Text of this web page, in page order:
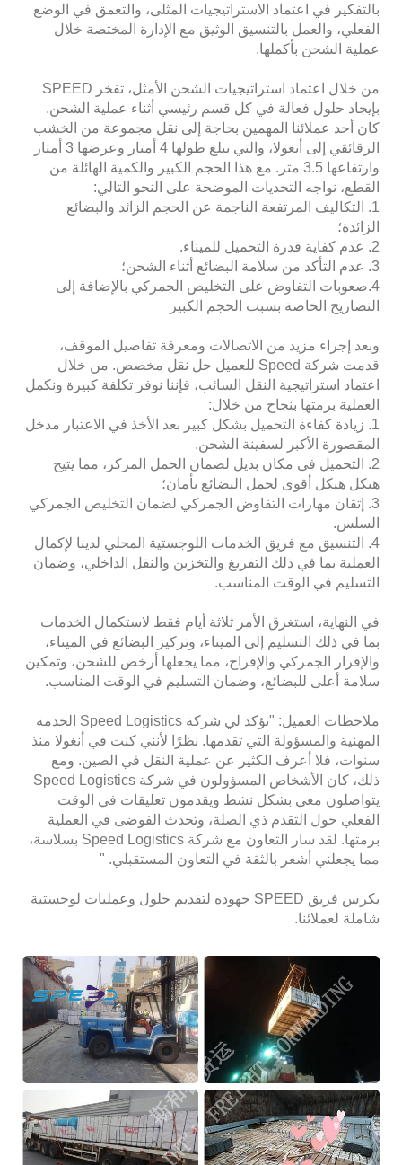
بالتفكير في اعتماد الاستراتيجيات المثلى، والتعمق في الوضع
الفعلي، والعمل بالتنسيق الوثيق مع الإدارة المختصة خلال
عملية الشحن بأكملها.
من خلال اعتماد استراتيجيات الشحن الأمثل، تفخر SPEED
بإيجاد حلول فعالة في كل قسم رئيسي أثناء عملية الشحن.
كان أحد عملائنا المهمين بحاجة إلى نقل مجموعة من الخشب
الرقائقي إلى أنغولا، والتي يبلغ طولها 4 أمتار وعرضها 3 أمتار
وارتفاعها 3.5 متر. مع هذا الحجم الكبير والكمية الهائلة من
القطع، نواجه التحديات الموضحة على النحو التالي:
1. التكاليف المرتفعة الناجمة عن الحجم الزائد والبضائع
الزائدة؛
2. عدم كفاية قدرة التحميل للميناء.
3. عدم التأكد من سلامة البضائع أثناء الشحن؛
4.صعوبات التفاوض على التخليص الجمركي بالإضافة إلى
التصاريح الخاصة بسبب الحجم الكبير
وبعد إجراء مزيد من الاتصالات ومعرفة تفاصيل الموقف،
قدمت شركة Speed ​​للعميل حل نقل مخصص. من خلال
اعتماد استراتيجية النقل السائب، فإننا نوفر تكلفة كبيرة ونكمل
العملية برمتها بنجاح من خلال:
1. زيادة كفاءة التحميل بشكل كبير بعد الأخذ في الاعتبار مدخل
المقصورة الأكبر لسفينة الشحن.
2. التحميل في مكان بديل لضمان الحمل المركز، مما يتيح
هيكل هيكل أقوى لحمل البضائع بأمان؛
3. إتقان مهارات التفاوض الجمركي لضمان التخليص الجمركي
السلس.
4. التنسيق مع فريق الخدمات اللوجستية المحلي لدينا لإكمال
العملية بما في ذلك التفريغ والتخزين والنقل الداخلي، وضمان
التسليم في الوقت المناسب.
في النهاية، استغرق الأمر ثلاثة أيام فقط لاستكمال الخدمات
بما في ذلك التسليم إلى الميناء، وتركيز البضائع في الميناء،
والإقرار الجمركي والإفراج، مما يجعلها أرخص للشحن، وتمكين
سلامة أعلى للبضائع، وضمان التسليم في الوقت المناسب.
ملاحظات العميل: "تؤكد لي شركة Speed ​​Logistics الخدمة
المهنية والمسؤولة التي تقدمها. نظرًا لأنني كنت في أنغولا منذ
سنوات، فلا أعرف الكثير عن عملية النقل في الصين. ومع
ذلك، كان الأشخاص المسؤولون في شركة Speed ​​Logistics
يتواصلون معي بشكل نشط ويقدمون تعليقات في الوقت
الفعلي حول التقدم ذي الصلة، وتحدث الفوضى في العملية
برمتها. لقد سار التعاون مع شركة Speed ​​Logistics بسلاسة،
مما يجعلني أشعر بالثقة في التعاون المستقبلي. "
يكرس فريق SPEED جهوده لتقديم حلول وعمليات لوجستية
شاملة لعملائنا.